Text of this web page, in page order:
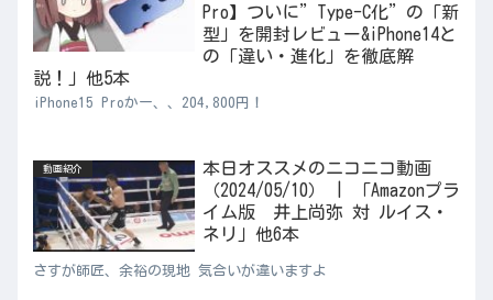
Pro】ついに”Type-C化”の「新
型」を開封レビュー&iPhone14と
の「違い・進化」を徹底解
説！」他5本
iPhone15 Proかー、、204,800円！
動画紹介
本日オススメのニコニコ動画
（2024/05/10） | 「Amazonプラ
イム版 井上尚弥 対 ルイス・
ネリ」他6本
さすが師匠、余裕の現地 気合いが違いますよ